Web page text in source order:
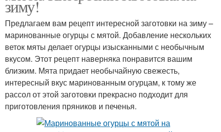
зиму!
Предлагаем вам рецепт интересной заготовки на зиму –
маринованные огурцы с мятой. Добавление нескольких
веток мяты делает огурцы изысканными с необычным
вкусом. Этот рецепт наверняка понравится вашим
близким. Мята придает необычайную свежесть,
интересный вкус маринованным огурцам, к тому же
рассол от этой заготовки прекрасно подходит для
приготовления пряников и печенья.